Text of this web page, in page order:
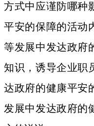
方式中应谨防哪种
平安的保障的活动
等发展中发达政府
知识，诱导企业职
达政府的健康平安
发展中发达政府的